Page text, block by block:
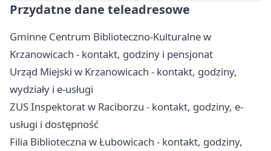
Przydatne dane teleadresowe
Gminne Centrum Biblioteczno-Kulturalne w
Krzanowicach - kontakt, godziny i pensjonat
Urząd Miejski w Krzanowicach - kontakt, godziny,
wydziały i e-usługi
ZUS Inspektorat w Raciborzu - kontakt, godziny, e-
usługi i dostępność
Filia Biblioteczna w Łubowicach - kontakt, godziny,